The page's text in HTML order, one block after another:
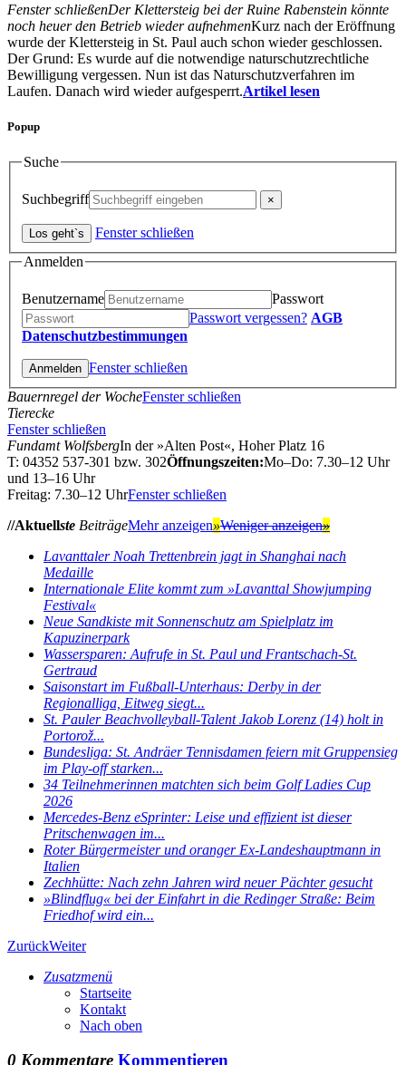
Fenster schließenDer Klettersteig bei der Ruine Rabenstein könnte
noch heuer den Betrieb wieder aufnehmenKurz nach der Eröffnung
wurde der Klettersteig in St. Paul auch schon wieder geschlossen.
Der Grund: Es wurde auf die notwendige naturschutzrechtliche
Bewilligung vergessen. Nun ist das Naturschutzverfahren im
Laufen. Danach wird wieder aufgesperrt.Artikel lesen
Popup
Suche
Suchbegriff
Fenster schließen
Anmelden
Benutzername
Passwort
Passwort vergessen? AGB
Datenschutzbestimmungen
Fenster schließen
Bauernregel der WocheFenster schließen
Tierecke
Fenster schließen
Fundamt WolfsbergIn der »Alten Post«, Hoher Platz 16
T: 04352 537-301 bzw. 302Öffnungszeiten:Mo–Do: 7.30–12 Uhr
und 13–16 Uhr
Freitag: 7.30–12 UhrFenster schließen
//Aktuellste BeiträgeMehr anzeigen»Weniger anzeigen»
Lavanttaler Noah Trettenbrein jagt in Shanghai nach
Medaille
Internationale Elite kommt zum »Lavanttal Showjumping
Festival«
Neue Sandkiste mit Sonnenschutz am Spielplatz im
Kapuzinerpark
Wassersparen: Aufrufe in St. Paul und Frantschach-St.
Gertraud
Saisonstart im Fußball-Unterhaus: Derby in der
Regionalliga, Eitweg siegt...
St. Pauler Beachvolleyball-Talent Jakob Lorenz (14) holt in
Portorož...
Bundesliga: St. Andräer Tennisdamen feiern mit Gruppensieg
im Play-off starken...
34 Teilnehmerinnen matchten sich beim Golf Ladies Cup
2026
Mercedes-Benz eSprinter: Leise und effizient ist dieser
Pritschenwagen im...
Roter Bürgermeister und oranger Ex-Landeshauptmann in
Italien
Zechhütte: Nach zehn Jahren wird neuer Pächter gesucht
»Blindflug« bei der Einfahrt in die Redinger Straße: Beim
Friedhof wird ein...
ZurückWeiter
Zusatzmenü
Startseite
Kontakt
Nach oben
0 Kommentare Kommentieren